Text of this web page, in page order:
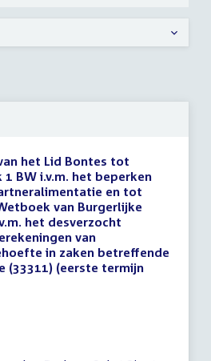
het Lid Bontes tot
BW i.v.m. het beperken
en tot
van Burgerlijke
het desverzocht
van
in zaken betreffende
(33311) (eerste termijn